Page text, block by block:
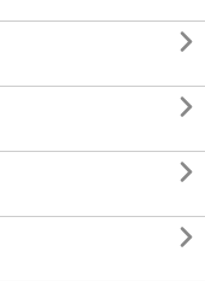



